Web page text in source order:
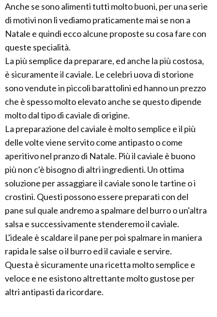
Anche se sono alimenti tutti molto buoni, per una serie
di motivi non li vediamo praticamente mai se non a
Natale e quindi ecco alcune proposte su cosa fare con
queste specialità.
La più semplice da preparare, ed anche la più costosa,
è sicuramente il caviale. Le celebri uova di storione
sono vendute in piccoli barattolini ed hanno un prezzo
che è spesso molto elevato anche se questo dipende
molto dal tipo di caviale di origine.
La preparazione del caviale è molto semplice e il più
delle volte viene servito come antipasto o come
aperitivo nel pranzo di Natale. Più il caviale è buono
più non c'è bisogno di altri ingredienti. Un ottima
soluzione per assaggiare il caviale sono le tartine o i
crostini. Questi possono essere preparati con del
pane sul quale andremo a spalmare del burro o un'altra
salsa e successivamente stenderemo il caviale.
L'ideale è scaldare il pane per poi spalmare in maniera
rapida le salse o il burro ed il caviale e servire.
Questa è sicuramente una ricetta molto semplice e
veloce e ne esistono altrettante molto gustose per
altri antipasti da ricordare.